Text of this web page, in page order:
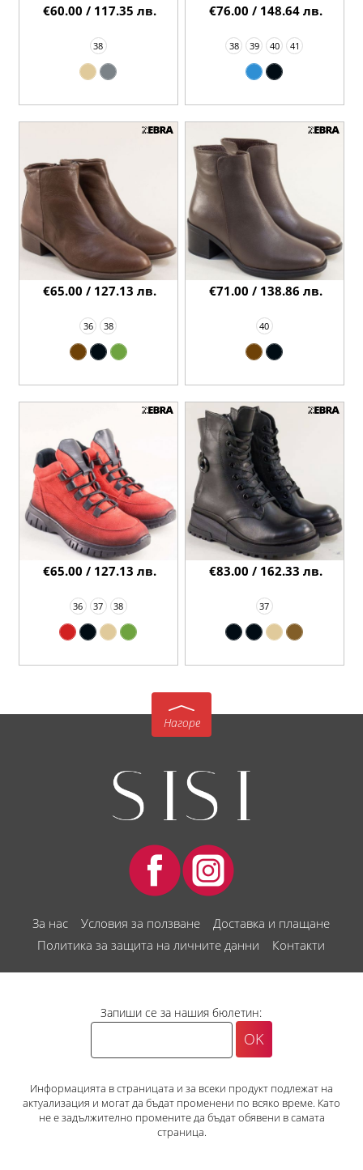
38
€60.00 / 117.35 лв.
38 39 40 41
€76.00 / 148.64 лв.
36 38
€65.00 / 127.13 лв.
40
€71.00 / 138.86 лв.
36 37 38
€65.00 / 127.13 лв.
37
€83.00 / 162.33 лв.
Нагоре
За нас Условия за ползване
Доставка и плащане
Политика за защита на личните данни
Контакти
Запиши се за нашия бюлетин:
Информацията в страницата и за всеки продукт подлежат на
актуализация и могат да бъдат променени по всяко време. Като
не е задължително промените да бъдат обявени в самата
страница.